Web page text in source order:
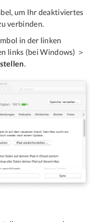
um Ihr deaktiviertes
verbinden.
in der linken
links (bei Windows) ＞